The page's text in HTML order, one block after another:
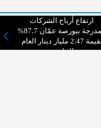
ارتفاع أرباح الشركات
المدرجة ببورصة عمّان 87.7%
بقيمة 2.47 مليار دينار العام
الماضي